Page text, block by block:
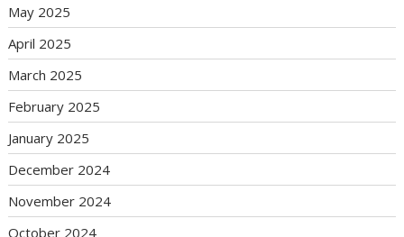
May 2025
April 2025
March 2025
February 2025
January 2025
December 2024
November 2024
October 2024